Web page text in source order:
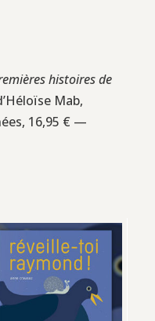
histoires de
Mab,
16,95 € —